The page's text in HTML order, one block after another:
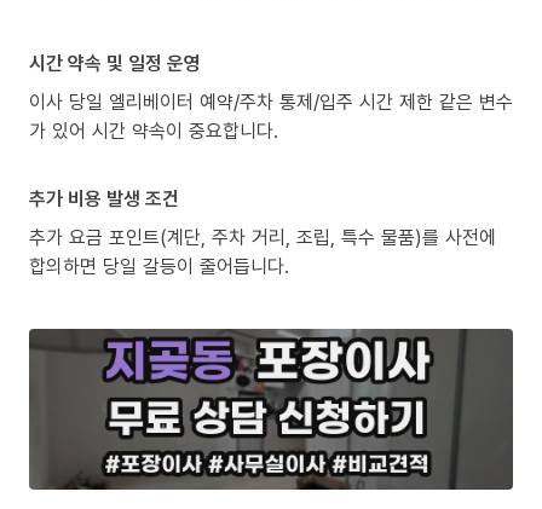
시간 약속 및 일정 운영
이사 당일 엘리베이터 예약/주차 통제/입주 시간 제한 같은 변수
가 있어 시간 약속이 중요합니다.
추가 비용 발생 조건
추가 요금 포인트(계단, 주차 거리, 조립, 특수 물품)를 사전에
합의하면 당일 갈등이 줄어듭니다.